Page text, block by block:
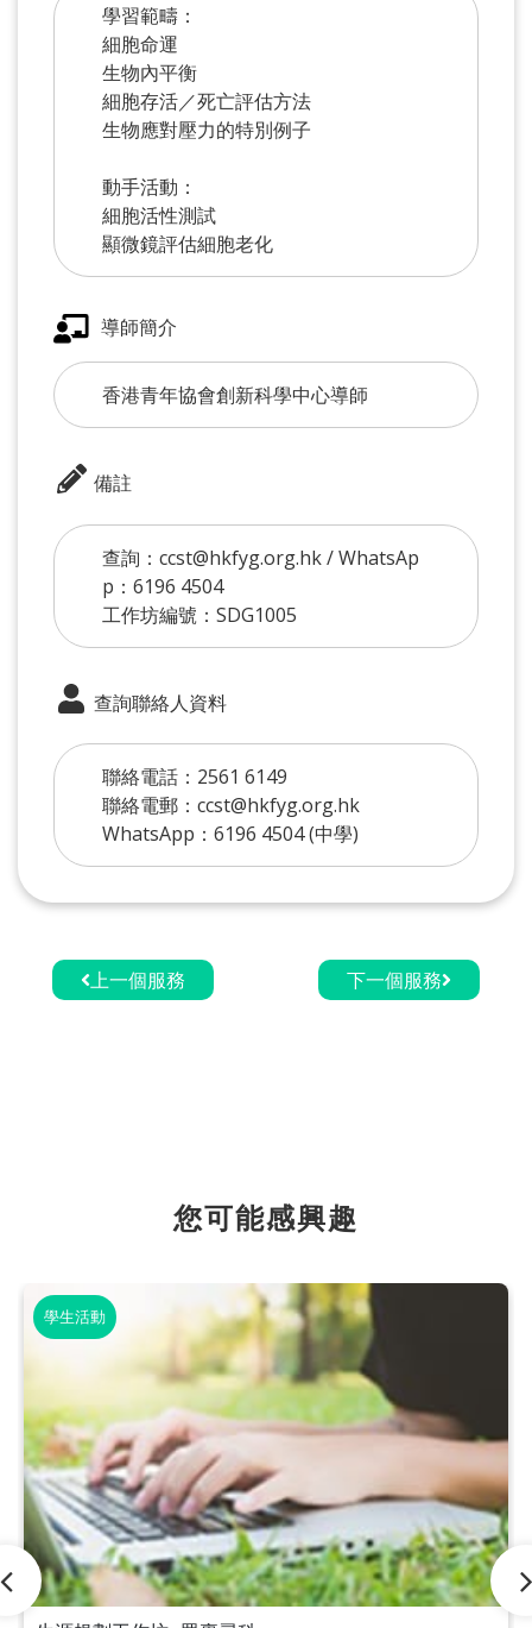
學習範疇：
細胞命運
生物內平衡
細胞存活／死亡評估方法
生物應對壓力的特別例子
動手活動：
細胞活性測試
顯微鏡評估細胞老化
導師簡介
香港青年協會創新科學中心導師
備註
查詢：ccst@hkfyg.org.hk / WhatsAp
p：6196 4504
工作坊編號：SDG1005
查詢聯絡人資料
聯絡電話：2561 6149
聯絡電郵：ccst@hkfyg.org.hk
WhatsApp：6196 4504 (中學)
上一個服務 下一個服務
您可能感興趣
學生活動